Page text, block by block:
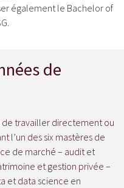
également le Bachelor of
de
de travailler directement ou
l’un des six mastères de
de marché – audit et
et gestion privée –
et data science en